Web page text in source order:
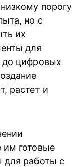
порогу
но с
их
для
до цифровых
растет и
им готовые
для работы с